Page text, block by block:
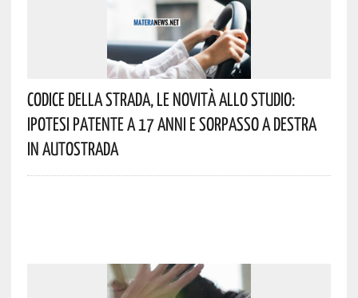
Codice Della Strada, Le Novità Allo Studio:
Ipotesi Patente A 17 Anni E Sorpasso A Destra
In Autostrada